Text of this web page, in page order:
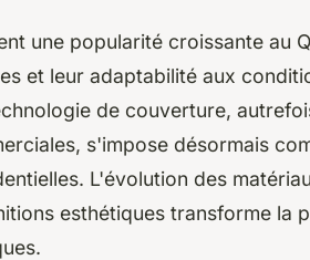
une popularité croissante au
et leur adaptabilité aux
de couverture,
s'impose désormais
L'évolution des
esthétiques transforme la